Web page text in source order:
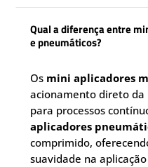
Qual a diferença entre
e pneumáticos?
Os mini aplicadores
acionamento direto da
para processos
aplicadores
comprimido,
suavidade na